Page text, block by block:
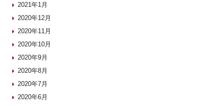
2021年1月
2020年12月
2020年11月
2020年10月
2020年9月
2020年8月
2020年7月
2020年6月